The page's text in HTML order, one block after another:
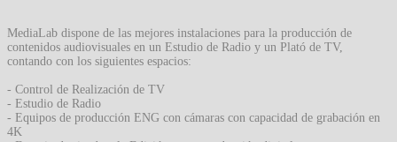
MediaLab dispone de las mejores instalaciones para la producción de
contenidos audiovisuales en un Estudio de Radio y un Plató de TV,
contando con los siguientes espacios:
- Control de Realización de TV
- Estudio de Radio
- Equipos de producción ENG con cámaras con capacidad de grabación en
4K